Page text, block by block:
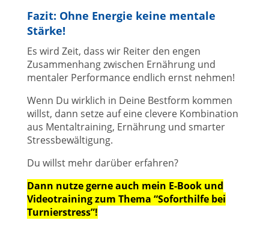
Fazit: Ohne Energie keine mentale
Stärke!
Es wird Zeit, dass wir Reiter den engen
Zusammenhang zwischen Ernährung und
mentaler Performance endlich ernst nehmen!
Wenn Du wirklich in Deine Bestform kommen
willst, dann setze auf eine clevere Kombination
aus Mentaltraining, Ernährung und smarter
Stressbewältigung.
Du willst mehr darüber erfahren?
Dann nutze gerne auch mein E-Book und
Videotraining zum Thema “Soforthilfe bei
Turnierstress”!